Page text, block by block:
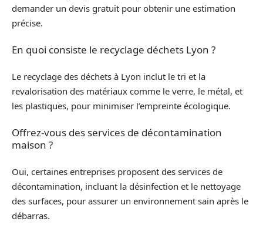
demander un devis gratuit pour obtenir une estimation
précise.
En quoi consiste le recyclage déchets Lyon ?
Le recyclage des déchets à Lyon inclut le tri et la
revalorisation des matériaux comme le verre, le métal, et
les plastiques, pour minimiser l’empreinte écologique.
Offrez-vous des services de décontamination
maison ?
Oui, certaines entreprises proposent des services de
décontamination, incluant la désinfection et le nettoyage
des surfaces, pour assurer un environnement sain après le
débarras.